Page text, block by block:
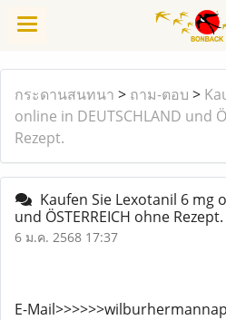
กระดานสนทนา > ถาม-ตอบ >
online in DEUTSCHLAND und
Rezept.
Kaufen Sie Lexotanil 6 mg
und ÖSTERREICH ohne Rezept.
6 ม.ค. 2568 17:37
E-